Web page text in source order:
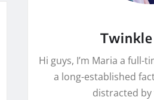
Hi guys, I’m Maria a full-
a long-established
distracted